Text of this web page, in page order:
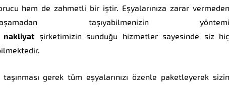
hem de zahmetli bir iştir. Eşyalarınıza zarar vermeden
taşıyabilmenizin yöntemi
nakliyat şirketimizin sunduğu hizmetler sayesinde siz
gerek tüm eşyalarınızı özenle paketleyerek